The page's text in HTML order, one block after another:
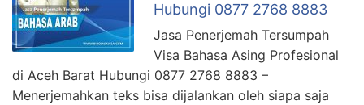
Hubungi 0877 2768 8883
Jasa Penerjemah Tersumpah
Visa Bahasa Asing Profesional
di Aceh Barat Hubungi 0877 2768 8883 –
Menerjemahkan teks bisa dijalankan oleh siapa saja